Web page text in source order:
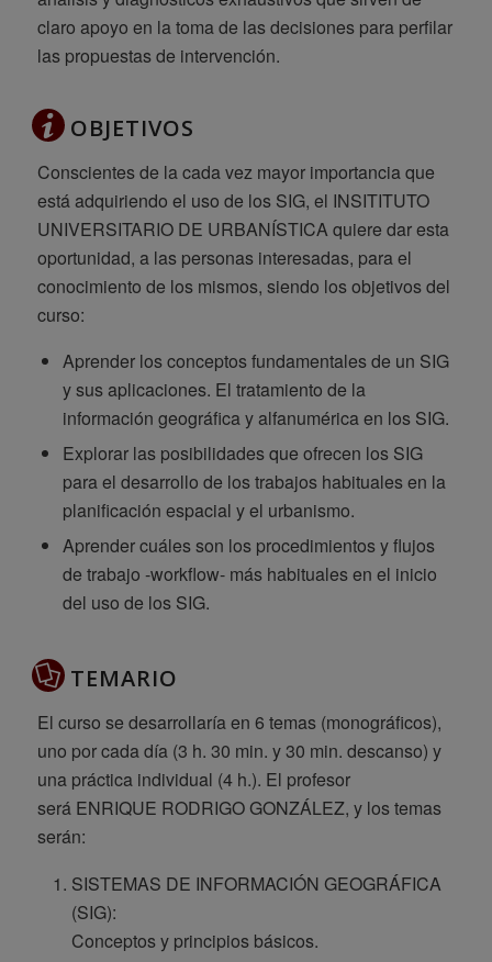
claro apoyo en la toma de las decisiones para perfilar
las propuestas de intervención.
OBJETIVOS
Conscientes de la cada vez mayor importancia que
está adquiriendo el uso de los SIG, el INSITITUTO
UNIVERSITARIO DE URBANÍSTICA quiere dar esta
oportunidad, a las personas interesadas, para el
conocimiento de los mismos, siendo los objetivos del
curso:
Aprender los conceptos fundamentales de un SIG
y sus aplicaciones. El tratamiento de la
información geográfica y alfanumérica en los SIG.
Explorar las posibilidades que ofrecen los SIG
para el desarrollo de los trabajos habituales en la
planificación espacial y el urbanismo.
Aprender cuáles son los procedimientos y flujos
de trabajo -workflow- más habituales en el inicio
del uso de los SIG.
TEMARIO
El curso se desarrollaría en 6 temas (monográficos),
uno por cada día (3 h. 30 min. y 30 min. descanso) y
una práctica individual (4 h.). El profesor
será ENRIQUE RODRIGO GONZÁLEZ, y los temas
serán:
SISTEMAS DE INFORMACIÓN GEOGRÁFICA
(SIG):
Conceptos y principios básicos.